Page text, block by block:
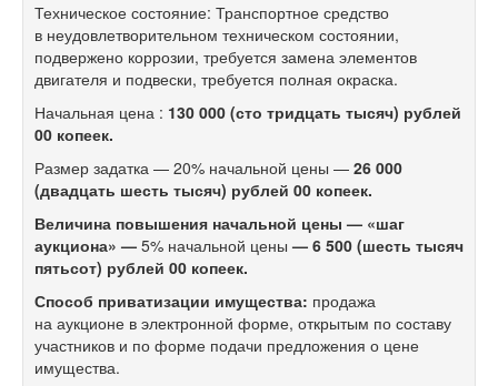
Техническое состояние: Транспортное средство
в неудовлетворительном техническом состоянии,
подвержено коррозии, требуется замена элементов
двигателя и подвески, требуется полная окраска.
Начальная цена : 130 000 (сто тридцать тысяч) рублей
00 копеек.
Размер задатка — 20% начальной цены — 26 000
(двадцать шесть тысяч) рублей 00 копеек.
Величина повышения начальной цены — «шаг
аукциона» — 5% начальной цены — 6 500 (шесть тысяч
пятьсот) рублей 00 копеек.
Способ приватизации имущества: продажа
на аукционе в электронной форме, открытым по составу
участников и по форме подачи предложения о цене
имущества.